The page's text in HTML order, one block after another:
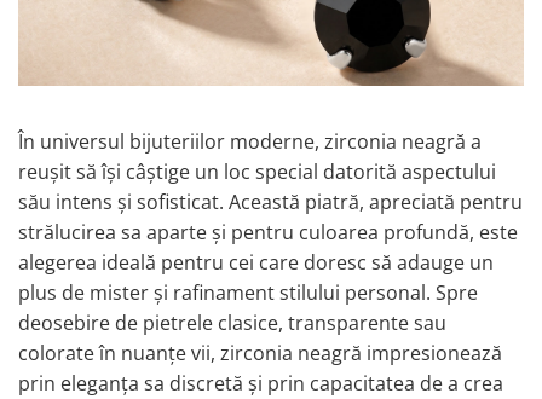
Coliere Transparente cu Stea
Coliere Transparente cu Soare
Coliere Transparente cu Perle
Coliere Transparente cu Initiale
Coliere Transparente cu Flori
Coliere Transparente cu Animale
Coliere Transparente cu Molecule
Coliere Transparente cu Pietre
Naturale
Coliere Transparente Diverse
LĂNȚIȘOARE ARGINT
Brățări din Argint cu pietre
Brățări elastice cu pietre
semiprețioase
În universul bijuteriilor moderne, zirconia neagră a
reușit să își câștige un loc special datorită aspectului
său intens și sofisticat. Această piatră, apreciată pentru
strălucirea sa aparte și pentru culoarea profundă, este
alegerea ideală pentru cei care doresc să adauge un
plus de mister și rafinament stilului personal. Spre
deosebire de pietrele clasice, transparente sau
colorate în nuanțe vii, zirconia neagră impresionează
prin eleganța sa discretă și prin capacitatea de a crea